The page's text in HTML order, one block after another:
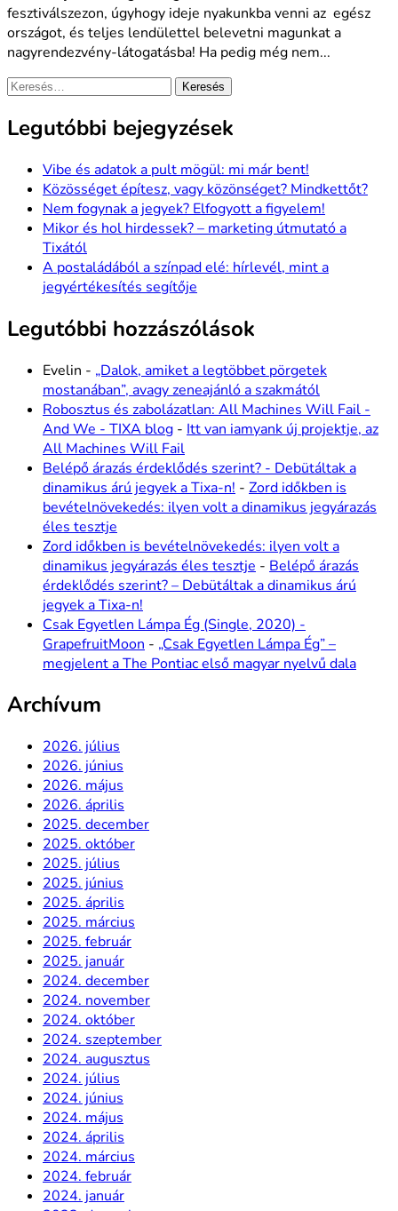
fesztiválszezon, úgyhogy ideje nyakunkba venni az egész
országot, és teljes lendülettel belevetni magunkat a
nagyrendezvény-látogatásba! Ha pedig még nem...
Keresés:
Legutóbbi bejegyzések
Vibe és adatok a pult mögül: mi már bent!
Közösséget építesz, vagy közönséget? Mindkettőt?
Nem fogynak a jegyek? Elfogyott a figyelem!
Mikor és hol hirdessek? – marketing útmutató a
Tixától
A postaládából a színpad elé: hírlevél, mint a
jegyértékesítés segítője
Legutóbbi hozzászólások
Evelin - „Dalok, amiket a legtöbbet pörgetek
mostanában”, avagy zeneajánló a szakmától
Robosztus és zabolázatlan: All Machines Will Fail -
And We - TIXA blog - Itt van iamyank új projektje, az
All Machines Will Fail
Belépő árazás érdeklődés szerint? - Debütáltak a
dinamikus árú jegyek a Tixa-n! - Zord időkben is
bevételnövekedés: ilyen volt a dinamikus jegyárazás
éles tesztje
Zord időkben is bevételnövekedés: ilyen volt a
dinamikus jegyárazás éles tesztje - Belépő árazás
érdeklődés szerint? – Debütáltak a dinamikus árú
jegyek a Tixa-n!
Csak Egyetlen Lámpa Ég (Single, 2020) -
GrapefruitMoon - „Csak Egyetlen Lámpa Ég” –
megjelent a The Pontiac első magyar nyelvű dala
Archívum
2026. július
2026. június
2026. május
2026. április
2025. december
2025. október
2025. július
2025. június
2025. április
2025. március
2025. február
2025. január
2024. december
2024. november
2024. október
2024. szeptember
2024. augusztus
2024. július
2024. június
2024. május
2024. április
2024. március
2024. február
2024. január